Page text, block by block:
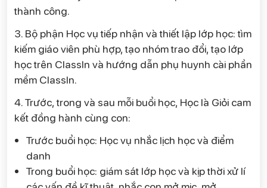
thành công.
3. Bộ phận Học vụ tiếp nhận và thiết lập lớp học: tìm
kiếm giáo viên phù hợp, tạo nhóm trao đổi, tạo lớp
học trên ClassIn và hướng dẫn phụ huynh cài phần
mềm ClassIn.
4. Trước, trong và sau mỗi buổi học, Học là Giỏi cam
kết đồng hành cùng con:
Trước buổi học: Học vụ nhắc lịch học và điểm
danh
Trong buổi học: giám sát lớp học và kịp thời xử lí